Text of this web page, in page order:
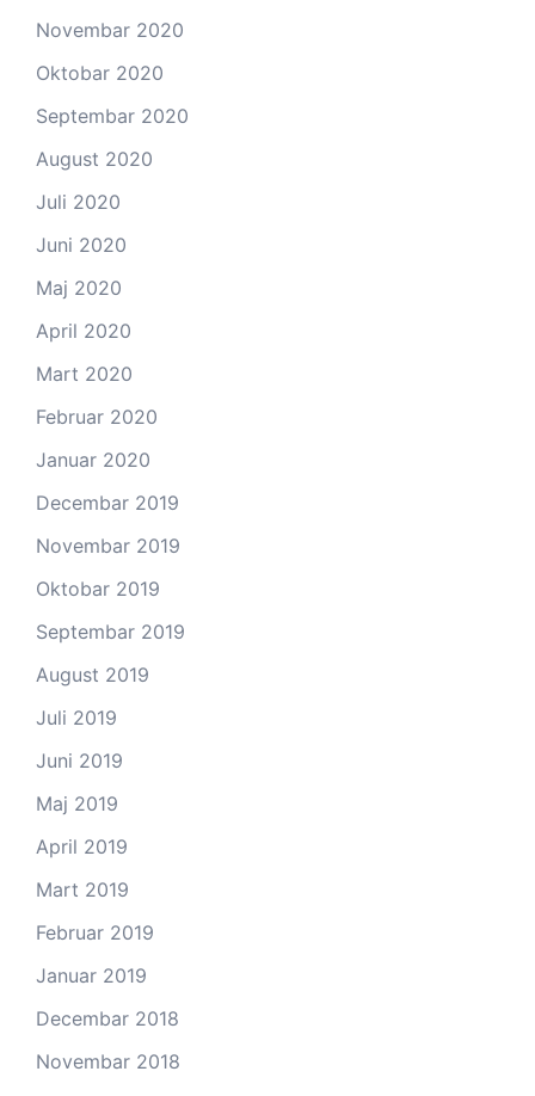
Novembar 2020
Oktobar 2020
Septembar 2020
August 2020
Juli 2020
Juni 2020
Maj 2020
April 2020
Mart 2020
Februar 2020
Januar 2020
Decembar 2019
Novembar 2019
Oktobar 2019
Septembar 2019
August 2019
Juli 2019
Juni 2019
Maj 2019
April 2019
Mart 2019
Februar 2019
Januar 2019
Decembar 2018
Novembar 2018